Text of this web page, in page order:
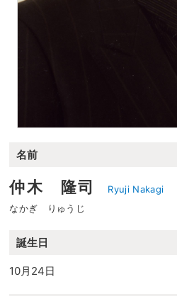
名前
仲木 隆司
Ryuji Nakagi
なかぎ りゅうじ
誕生日
10月24日